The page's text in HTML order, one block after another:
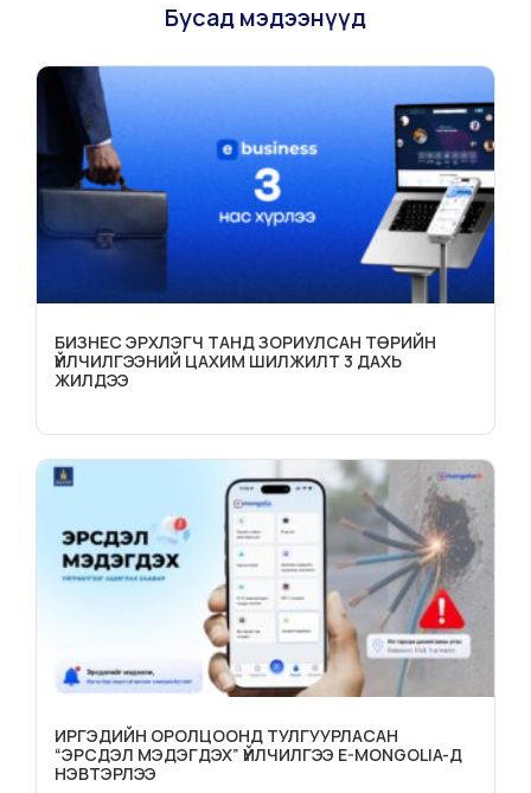
Бусад мэдээнүүд
БИЗНЕС ЭРХЛЭГЧ ТАНД ЗОРИУЛСАН ТӨРИЙН
ҮЙЛЧИЛГЭЭНИЙ ЦАХИМ ШИЛЖИЛТ 3 ДАХЬ
ЖИЛДЭЭ
ИРГЭДИЙН ОРОЛЦООНД ТУЛГУУРЛАСАН
“ЭРСДЭЛ МЭДЭГДЭХ” ҮЙЛЧИЛГЭЭ E-MONGOLIA-Д
НЭВТЭРЛЭЭ